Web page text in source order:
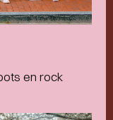
en rock